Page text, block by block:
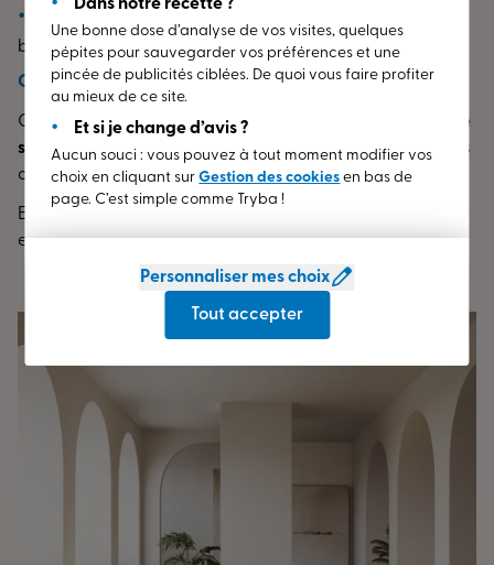
besoins.
Où les utiliser ?
Ces fenêtres conviennent parfaitement
aux demeures de
style traditionnel: châteaux, manoirs, maisons de maîtres
ou maisons rustiques.
Elles s’adaptent aussi à
effet contrasté élégant.
Dans notre recette ?
Une bonne dose d’analyse de vos visites, quelques
pépites pour sauvegarder vos préférences et une
pincée de publicités ciblées. De quoi vous faire profiter
au mieux de ce site.
Et si je change d’avis ?
Aucun souci : vous pouvez à tout moment modifier vos
choix en cliquant surGestion des cookies en bas de
page. C’est simple comme Tryba !
Personnaliser mes choix
Tout accepter